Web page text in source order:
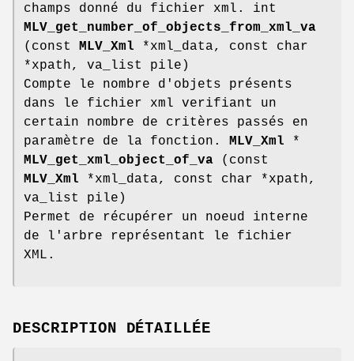
champs donné du fichier xml. int
MLV_get_number_of_objects_from_xml_va
(const MLV_Xml *xml_data, const char
*xpath, va_list pile)
Compte le nombre d'objets présents
dans le fichier xml verifiant un
certain nombre de critères passés en
paramètre de la fonction. MLV_Xml *
MLV_get_xml_object_of_va (const
MLV_Xml *xml_data, const char *xpath,
va_list pile)
Permet de récupérer un noeud interne
de l'arbre représentant le fichier
XML.
DESCRIPTION DÉTAILLÉE